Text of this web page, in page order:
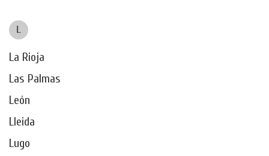
L
La Rioja
Las Palmas
León
Lleida
Lugo